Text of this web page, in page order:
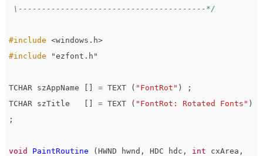
\----------------------------------------*/
#include <windows.h>
#include
"ezfont.h"
TCHAR szAppName = TEXT ( "FontRot" )
;
TCHAR szTitle = TEXT ( "FontRot: Rotated Fonts" )
;
void PaintRoutine ( HWND hwnd , HDC hdc , int cxArea ,